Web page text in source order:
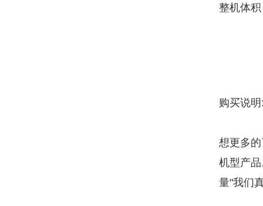
整机体
购买说明
想更多
机型产
量"我们